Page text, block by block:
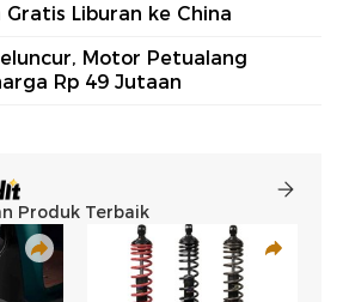
Liburan ke China
Motor Petualang
Rp 49 Jutaan